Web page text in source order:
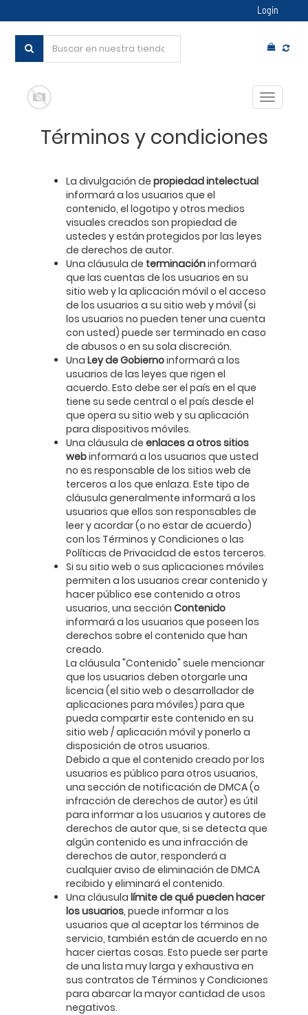
Login
Términos y condiciones
La divulgación depropiedad intelectual
informará a los usuarios que el
contenido, el logotipo y otros medios
visuales creados son propiedad de
ustedes y están protegidos por las leyes
de derechos de autor.
Una cláusula de terminacióninformará
que las cuentas de los usuarios en su
sitio web y la aplicación móvil o el acceso
de los usuarios a su sitio web y móvil (si
los usuarios no pueden tener una cuenta
con usted) puede ser terminado en caso
de abusos o en su sola discreción.
UnaLey de Gobiernoinformará a los
usuarios de las leyes que rigen el
acuerdo. Esto debe ser el país en el que
tiene su sede central o el país desde el
que opera su sitio web y su aplicación
para dispositivos móviles.
Una cláusula deenlaces a otros sitios
webinformará a los usuarios que usted
no es responsable de los sitios web de
terceros a los que enlaza. Este tipo de
cláusula generalmente informará a los
usuarios que ellos son responsables de
leer y acordar (o no estar de acuerdo)
con los Términos y Condiciones o las
Políticas de Privacidad de estos terceros.
Si su sitio web o sus aplicaciones móviles
permiten a los usuarios crear contenido y
hacer público ese contenido a otros
usuarios, una secciónContenido
informará a los usuarios que poseen los
derechos sobre el contenido que han
creado.
La cláusula "Contenido" suele mencionar
que los usuarios deben otorgarle una
licencia (el sitio web o desarrollador de
aplicaciones para móviles) para que
pueda compartir este contenido en su
sitio web / aplicación móvil y ponerlo a
disposición de otros usuarios.
Debido a que el contenido creado por los
usuarios es público para otros usuarios,
una sección de notificación de DMCA (o
infracción de derechos de autor) es útil
para informar a los usuarios y autores de
derechos de autor que, si se detecta que
algún contenido es una infracción de
derechos de autor, responderá a
cualquier aviso de eliminación de DMCA
recibido y eliminará el contenido.
Una cláusulalímite de qué pueden hacer
los usuarios, puede informar a los
usuarios que al aceptar los términos de
servicio, también están de acuerdo en no
hacer ciertas cosas. Esto puede ser parte
de una lista muy larga y exhaustiva en
sus contratos de Términos y Condiciones
para abarcar la mayor cantidad de usos
negativos.